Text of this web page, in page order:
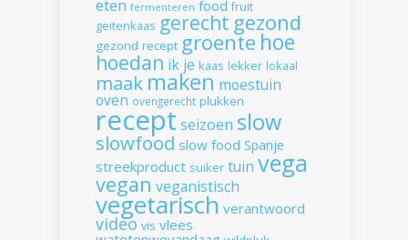
eten fermenteren food fruit
geitenkaas gerecht gezond
gezond recept groente hoe
hoedan ik je kaas lekker lokaal
maak maken moestuin
oven ovengerecht plukken
recept seizoen slow
slowfood slow food Spanje
streekproduct suiker tuin vega
vegan veganistisch
vegetarisch verantwoord
video vis vlees